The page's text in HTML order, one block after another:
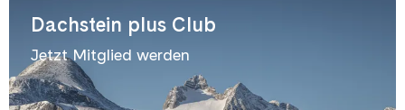
Dachstein plus Club
Jetzt Mitglied werden